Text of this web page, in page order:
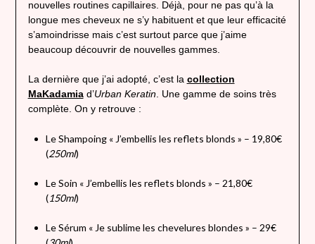
nouvelles routines capillaires. Déjà, pour ne pas qu’à la
longue mes cheveux ne s’y habituent et que leur efficacité
s’amoindrisse mais c’est surtout parce que j’aime
beaucoup découvrir de nouvelles gammes.
La dernière que j’ai adopté, c’est la collection
MaKadamiad’Urban Keratin. Une gamme de soins très
complète. On y retrouve :
Le Shampoing « J’embellis les reflets blonds » – 19,80€
(250ml)
Le Soin « J’embellis les reflets blonds » – 21,80€
(150ml)
Le Sérum « Je sublime les chevelures blondes » – 29€